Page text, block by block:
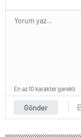
Gönder
En az 10 karakter gerekli